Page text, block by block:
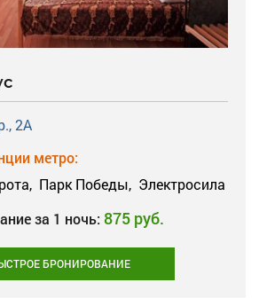
2А
метро:
Парк Победы, Электросила
за 1 ночь: 875 руб.
БРОНИРОВАНИЕ